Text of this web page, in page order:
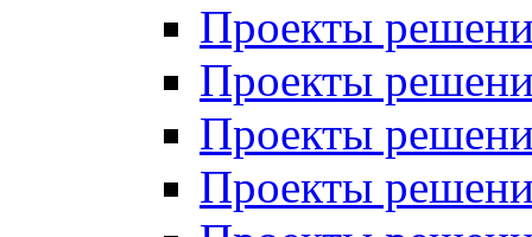
Проекты
Проекты
Проекты
Проекты